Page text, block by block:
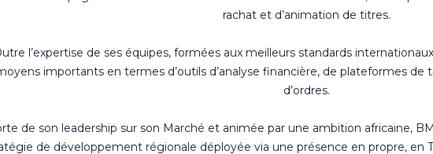
rachat et d’animation de titres.
l’expertise de ses équipes, formées aux meilleurs standards
importants en termes d’outils d’analyse financière, de plateformes
d’ordres.
de son leadership sur son Marché et animée par une ambition africaine,
de développement régionale déployée via une présence en propre, en